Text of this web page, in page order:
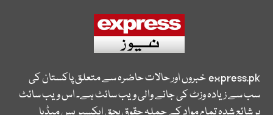
express.pkخبروں اور حالات حاضرہ سے متعلق پاکستان کی
سب سے زیادہ وزٹ کی جانے والی ویب سائٹ ہے۔ اس ویب سائٹ